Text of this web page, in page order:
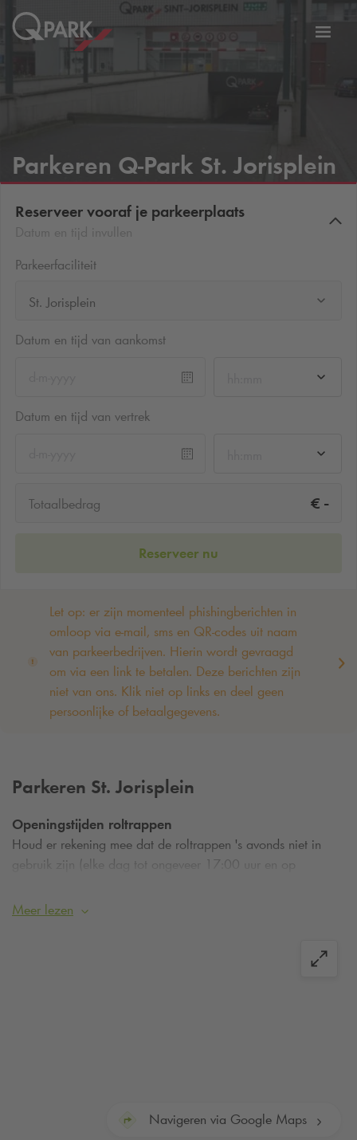
Parkeren Q-Park St. Jorisplein
Reserveer vooraf je parkeerplaats
Parkeerfaciliteit
St. Jorisplein
Datum en tijd van aankomst
Datum en tijd van vertrek
Totaalbedrag € -
Reserveer nu
Let op: er zijn momenteel phishingberichten in
omloop via e-mail, sms en QR-codes uit naam
van parkeerbedrijven. Hierin wordt gevraagd
om via een link te betalen. Deze berichten zijn
niet van ons. Klik niet op links en deel geen
persoonlijke of betaalgegevens. ‌
Parkeren St. Jorisplein
Openingstijden roltrappen
Houd er rekening mee dat de roltrappen 's avonds niet in
gebruik zijn (elke dag tot ongeveer 17:00 uur en op
kinderwagens of rolstoelen.
Meer lezen
Navigeren via Google Maps